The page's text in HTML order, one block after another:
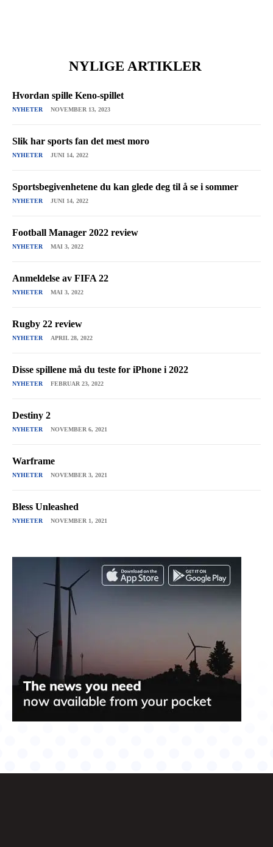
NYLIGE ARTIKLER
Hvordan spille Keno-spillet
NYHETER NOVEMBER 13, 2023
Slik har sports fan det mest moro
NYHETER JUNI 14, 2022
Sportsbegivenhetene du kan glede deg til å se i sommer
NYHETER JUNI 14, 2022
Football Manager 2022 review
NYHETER MAI 3, 2022
Anmeldelse av FIFA 22
NYHETER MAI 3, 2022
Rugby 22 review
NYHETER APRIL 28, 2022
Disse spillene må du teste for iPhone i 2022
NYHETER FEBRUAR 23, 2022
Destiny 2
NYHETER NOVEMBER 6, 2021
Warframe
NYHETER NOVEMBER 3, 2021
Bless Unleashed
NYHETER NOVEMBER 1, 2021